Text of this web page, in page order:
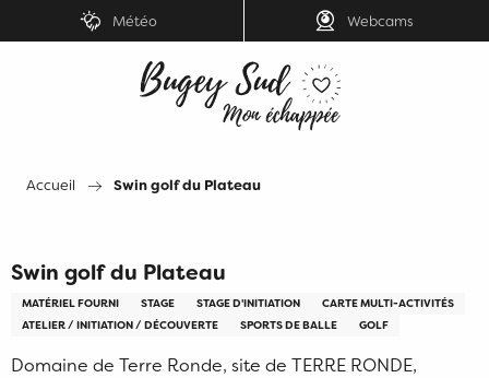
au
Météo Webcams
Accueil Swin golf du Plateau
Swin golf du Plateau
MATÉRIEL FOURNI STAGE STAGE D'INITIATION
CARTE MULTI-ACTIVITÉS
ATELIER / INITIATION / DÉCOUVERTE
SPORTS DE BALLE GOLF
Domaine de Terre Ronde, site de TERRE RONDE,